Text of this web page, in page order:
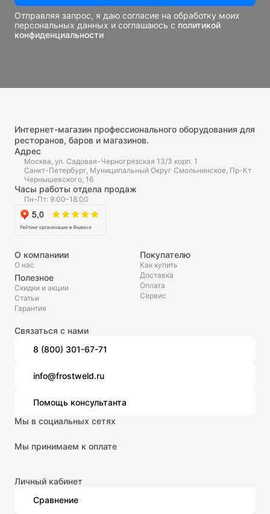
Отправляя запрос, я даю согласие на обработку моих
персональных данных и соглашаюсь с политикой
конфиденциальности
Интернет-магазин профессионального оборудования для
ресторанов, баров и магазинов.
Адрес
Москва, ул. Садовая-Черногрязская 13/3 корп. 1
Санкт-Петербург, Муниципальный Округ Смольнинское, Пр-Кт
Чернышевского, 16
Часы работы отдела продаж
Пн-Пт: 9:00-18:00
О компаниии
О нас
Полезное
Скидки и акции
Статьи
Гарантия
Покупателю
Как купить
Доставка
Оплата
Сервис
Связаться с нами
8 (800) 301-67-71
info@frostweld.ru
Помощь консультанта
Мы в социальных сетях
Мы принимаем к оплате
Личный кабинет
Сравнение